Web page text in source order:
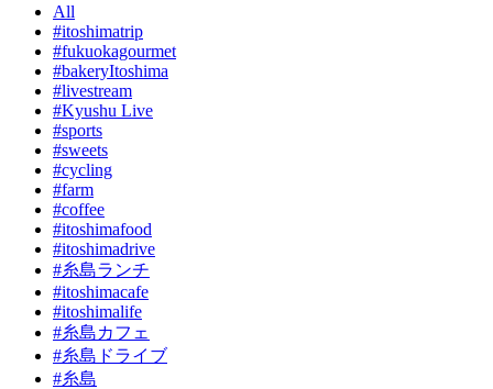
All
#itoshimatrip
#fukuokagourmet
#bakeryItoshima
#livestream
#Kyushu Live
#sports
#sweets
#cycling
#farm
#coffee
#itoshimafood
#itoshimadrive
#糸島ランチ
#itoshimacafe
#itoshimalife
#糸島カフェ
#糸島ドライブ
#糸島